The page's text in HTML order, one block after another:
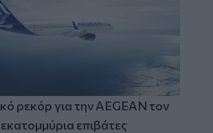
ρεκόρ για την AEGEAN τον
εκατομμύρια επιβάτες